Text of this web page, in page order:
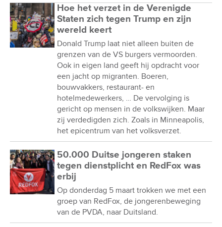
Hoe het verzet in de Verenigde
Staten zich tegen Trump en zijn
wereld keert
Donald Trump laat niet alleen buiten de
grenzen van de VS burgers vermoorden.
Ook in eigen land geeft hij opdracht voor
een jacht op migranten. Boeren,
bouwvakkers, restaurant- en
hotelmedewerkers, … De vervolging is
gericht op mensen in de volkswijken. Maar
zij verdedigden zich. Zoals in Minneapolis,
het epicentrum van het volksverzet.
50.000 Duitse jongeren staken
tegen dienstplicht en RedFox was
erbij
Op donderdag 5 maart trokken we met een
groep van RedFox, de jongerenbeweging
van de PVDA, naar Duitsland.